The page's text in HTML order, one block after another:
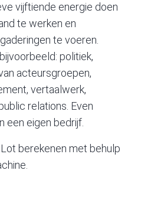
vijftiende energie doen
te werken en
te voeren.
politiek,
acteursgroepen,
vertaalwerk,
relations. Even
een eigen bedrijf.
berekenen met behulp